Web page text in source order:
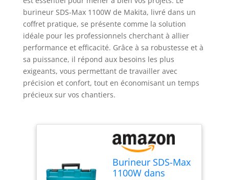
burineur SDS-Max 1100W de Makita, livré dans un
coffret pratique, se présente comme la solution
idéale pour les professionnels cherchant à allier
performance et efficacité. Grâce à sa robustesse et à
sa puissance, il répond aux besoins les plus
exigeants, vous permettant de travailler avec
précision et confort, tout en économisant un temps
précieux sur vos chantiers.
Burineur SDS-Max
1100W dans